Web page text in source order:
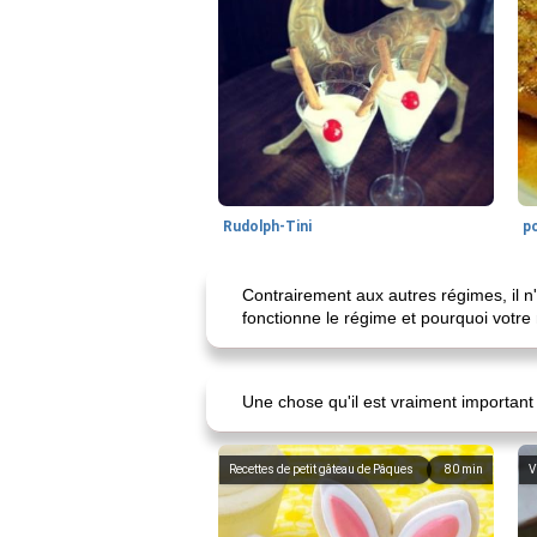
Rudolph-Tini
Contrairement aux autres régimes, il
fonctionne le régime et pourquoi
Une chose qu'il est vraiment
80 min
Recettes de petit gâteau de Pâques